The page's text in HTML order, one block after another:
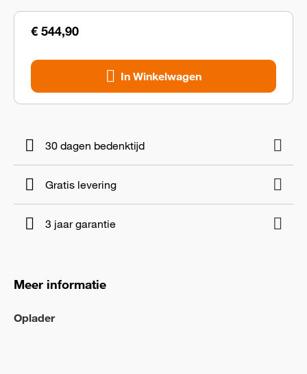
€ 544,90
In Winkelwagen
30 dagen bedenktijd
Gratis levering
3 jaar garantie
Meer informatie
Oplader